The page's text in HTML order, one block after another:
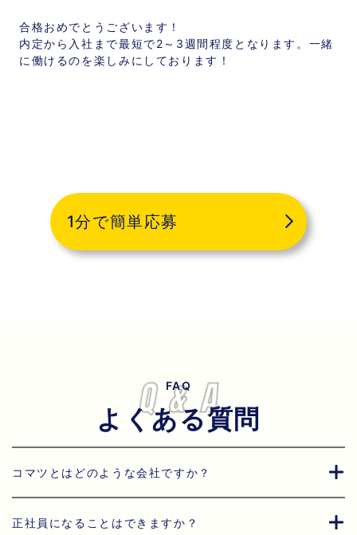
合格おめでとうございます！
内定から入社まで最短で2～3週間程度となります。一緒
に働けるのを楽しみにしております！
1分で簡単応募
FAQ
よくある質問
コマツとはどのような会社ですか？
正社員になることはできますか？